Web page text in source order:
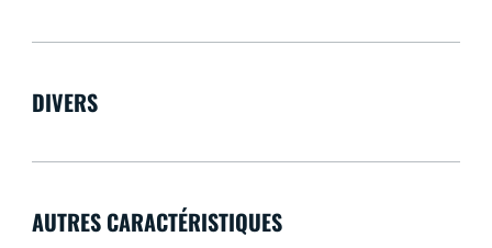
DIVERS
AUTRES CARACTÉRISTIQUES